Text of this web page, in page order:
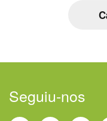
Seguiu-nos